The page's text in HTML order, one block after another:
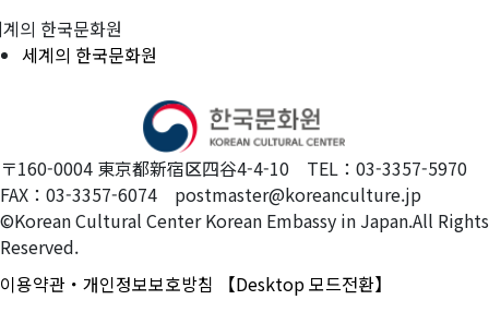
의 한국문화원
세계의 한국문화원
〒160-0004 東京都新宿区四谷4-4-10 TEL：03-3357-5970
FAX：03-3357-6074 postmaster@koreanculture.jp
©Korean Cultural Center Korean Embassy in Japan.All Rights
Reserved.
이용약관・개인정보보호방침
【Desktop 모드전환】